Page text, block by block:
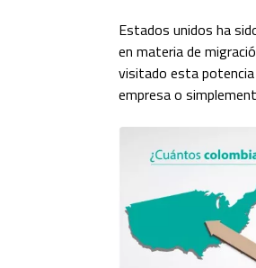
Estados unidos ha
en materia de
visitado esta
empresa o